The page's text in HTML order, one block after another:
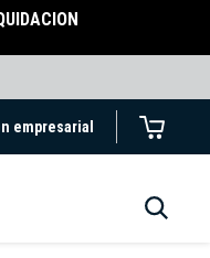
empresarial